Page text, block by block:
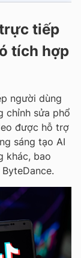
tiếp
tích hợp
người dùng
chỉnh sửa phổ
được hỗ trợ
sáng tạo AI
khác, bao